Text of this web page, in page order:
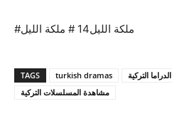
#ملكة الليل14 # ملكة الليل
TAGS turkish dramas الدراما التركية
مشاهدة المسلسلات التركية